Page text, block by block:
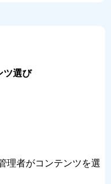
ツ選び
理者がコンテンツを選